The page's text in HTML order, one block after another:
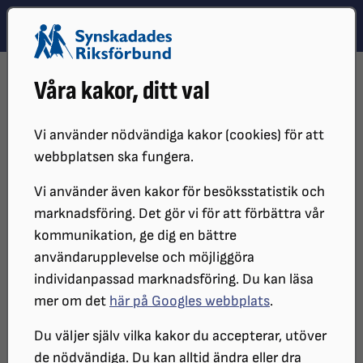
Våra kakor, ditt val
Vi använder nödvändiga kakor (cookies) för att
webbplatsen ska fungera.
Vi använder även kakor för besöksstatistik och
marknadsföring. Det gör vi för att förbättra vår
kommunikation, ge dig en bättre
användarupplevelse och möjliggöra
individanpassad marknadsföring. Du kan läsa
mer om det här på Googles webbplats.
Du väljer själv vilka kakor du accepterar, utöver
de nödvändiga. Du kan alltid ändra eller dra
Hoppa till innehåll
Hoppa till hitta snabbt
DET RÖR PÅ SIG I LEDSAGNINGSFRÅGAN
Det rör på sig i